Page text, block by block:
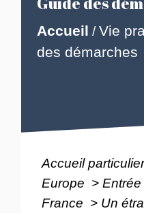
Accueil /Vie
des démarches
Accueil
Europe >
France > Un